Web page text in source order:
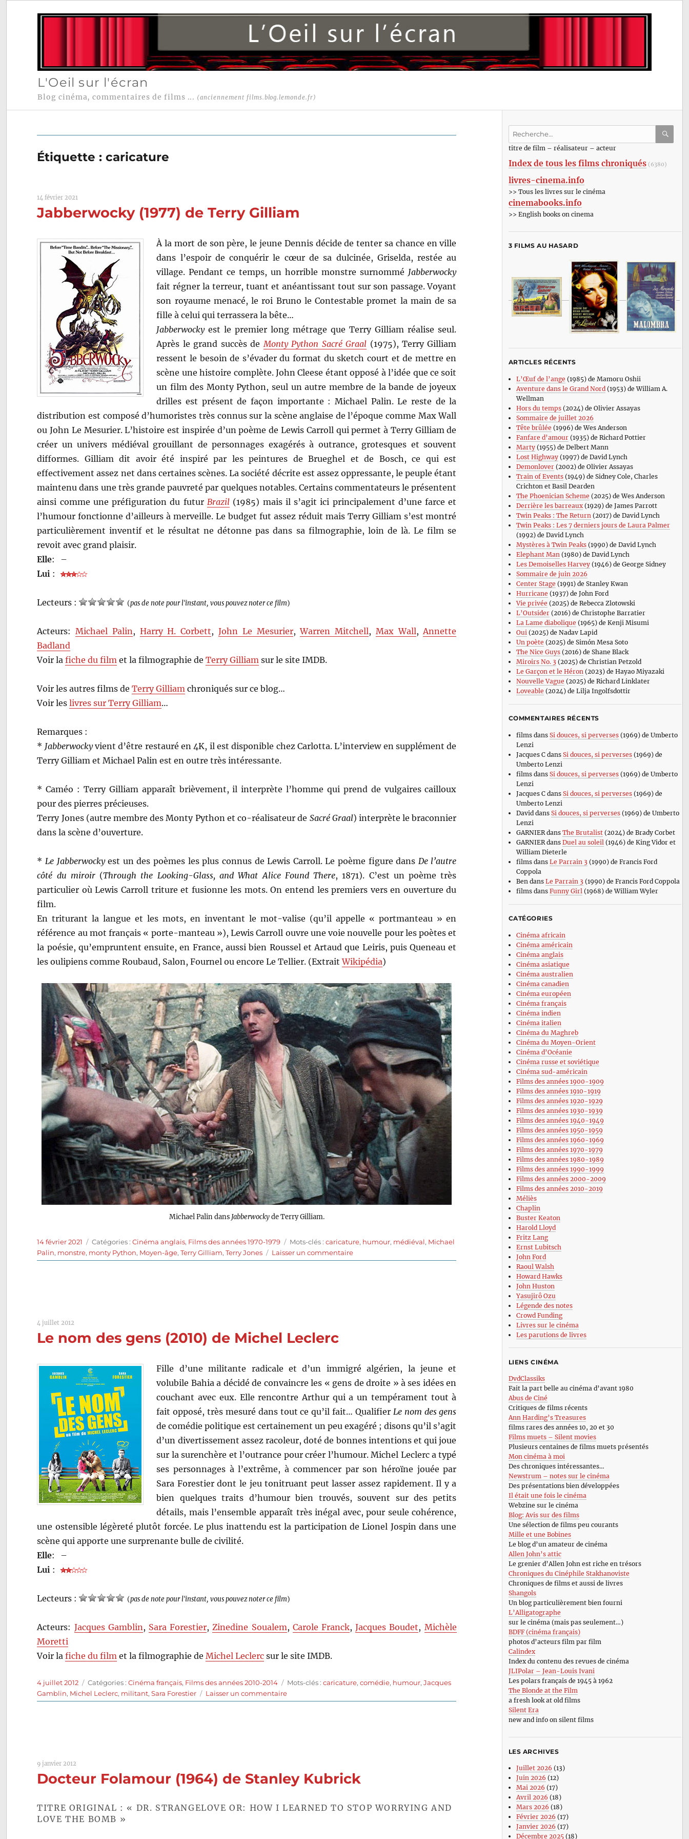
L'Oeil sur l'écran
Blog cinéma, commentaires de films ... (anciennement films.blog.lemonde.fr)
Étiquette :caricature
14 février 2021
Jabberwocky (1977) de Terry Gilliam
À la mort de son père, le jeune Dennis décide de tenter sa chance en ville
dans l’espoir de conquérir le cœur de sa dulcinée, Griselda, restée au
village. Pendant ce temps, un horrible monstre surnommé Jabberwocky
fait régner la terreur, tuant et anéantissant tout sur son passage. Voyant
son royaume menacé, le roi Bruno le Contestable promet la main de sa
fille à celui qui terrassera la bête…
Jabberwockyest le premier long métrage que Terry Gilliam réalise seul.
Après le grand succès de Monty Python Sacré Graal (1975), Terry Gilliam
ressent le besoin de s’évader du format du sketch court et de mettre en
scène une histoire complète. John Cleese étant opposé à l’idée que ce soit
un film des Monty Python, seul un autre membre de la bande de joyeux
drilles est présent de façon importante : Michael Palin. Le reste de la
distribution est composé d’humoristes très connus sur la scène anglaise de l’époque comme Max Wall
ou John Le Mesurier. L’histoire est inspirée d’un poème de Lewis Carroll qui permet à Terry Gilliam de
créer un univers médiéval grouillant de personnages exagérés à outrance, grotesques et souvent
difformes. Gilliam dit avoir été inspiré par les peintures de Brueghel et de Bosch, ce qui est
effectivement assez net dans certaines scènes. La société décrite est assez oppressante, le peuple étant
maintenu dans une très grande pauvreté par quelques notables. Certains commentateurs le présentent
ainsi comme une préfiguration du futur Brazil(1985) mais il s’agit ici principalement d’une farce et
l’humour fonctionne d’ailleurs à merveille. Le budget fut assez réduit mais Terry Gilliam s’est montré
particulièrement inventif et le résultat ne détonne pas dans sa filmographie, loin de là. Le film se
revoit avec grand plaisir.
Elle:
–
Lui :
Lecteurs : (pas de note pour l'instant, vous pouvez noter ce film)
Acteurs:Michael Palin , Harry H. Corbett, John Le Mesurier,Warren Mitchell, Max Wall, Annette
Badland
Voir lafiche du film et la filmographie deTerry Gilliam sur le site IMDB.
Voir les autres films deTerry Gilliam chroniqués sur ce blog…
Voir leslivres sur Terry Gilliam…
Remarques :
* Jabberwockyvient d’être restauré en 4K, il est disponible chez Carlotta. L’interview en supplément de
Terry Gilliam et Michael Palin est en outre très intéressante.
* Caméo : Terry Gilliam apparaît brièvement, il interprète l’homme qui prend de vulgaires cailloux
pour des pierres précieuses.
Terry Jones (autre membre des Monty Python et co-réalisateur de Sacré Graal) interprète le braconnier
dans la scène d’ouverture.
* Le Jabberwockyest un des poèmes les plus connus de Lewis Carroll. Le poème figure dans De l’autre
côté du miroir(Through the Looking-Glass, and What Alice Found There, 1871). C’est un poème très
particulier où Lewis Carroll triture et fusionne les mots. On entend les premiers vers en ouverture du
film.
En triturant la langue et les mots, en inventant le mot-valise (qu’il appelle « portmanteau » en
référence au mot français « porte-manteau »), Lewis Carroll ouvre une voie nouvelle pour les poètes et
la poésie, qu’empruntent ensuite, en France, aussi bien Roussel et Artaud que Leiris, puis Queneau et
les oulipiens comme Roubaud, Salon, Fournel ou encore Le Tellier. (ExtraitWikipédia)
Michael Palin dans Jabberwockyde Terry Gilliam.
Publié
le
14 février 2021 Catégories
Catégories :Cinéma anglais, Films des années 1970-1979 Étiquettes
Mots-clés :caricature, humour, médiéval, Michael
Palin, monstre, monty Python, Moyen-âge,Terry Gilliam,Terry Jones Laisser un commentairesur
Jabberwocky
4 juillet 2012
Le nom des gens (2010) de Michel Leclerc
Fille d’une militante radicale et d’un immigré algérien, la jeune et
volubile Bahia a décidé de convaincre les « gens de droite » à ses idées en
couchant avec eux. Elle rencontre Arthur qui a un tempérament tout à
fait opposé, très mesuré dans tout ce qu’il fait… Qualifier Le nom des gens
de comédie politique est certainement un peu exagéré ; disons qu’il s’agit
d’un divertissement assez racoleur, doté de bonnes intentions et qui joue
sur la surenchère et l’outrance pour créer l’humour. Michel Leclerc a typé
ses personnages à l’extrême, à commencer par son héroïne jouée par
Sara Forestier dont le jeu tonitruant peut lasser assez rapidement. Il y a
bien quelques traits d’humour bien trouvés, souvent sur des petits
détails, mais l’ensemble apparaît très inégal avec, pour seule cohérence,
une ostensible légèreté plutôt forcée. Le plus inattendu est la participation de Lionel Jospin dans une
scène qui apporte une surprenante bulle de civilité.
Elle:
–
Lui :
Lecteurs : (pas de note pour l'instant, vous pouvez noter ce film)
Acteurs: Jacques Gamblin , Sara Forestier, Zinedine Soualem, Carole Franck,Jacques Boudet, Michèle
Moretti
Voir lafiche du film et la filmographie deMichel Leclerc sur le site IMDB.
Publié
le
4 juillet 2012 Catégories
Catégories :Cinéma français, Films des années 2010-2014 Étiquettes
Mots-clés :caricature,comédie, humour,Jacques
Gamblin, Michel Leclerc, militant,Sara Forestier Laisser un commentairesur
Le
Leclerc
9 janvier 2012
Docteur Folamour (1964) de Stanley Kubrick
TITRE ORIGINAL : « DR. STRANGELOVE OR: HOW I LEARNED TO STOP WORRYING AND
LOVE THE BOMB »
Recherche
:titre de film – réalisateur – acteur
Index de tous les films chroniqués (6380)
livres-cinema.info
>> Tous les livres sur le cinéma
cinemabooks.info
>> English books on cinema
3 FILMS AU HASARD
ARTICLES RÉCENTS
L’Œuf de l’ange (1985) de Mamoru Oshii
Aventure dans le Grand Nord(1953) de William A.
Wellman
Hors du temps(2024) de Olivier Assayas
Sommaire de juillet 2026
Tête brûlée (1996) de Wes Anderson
Fanfare d’amour(1935) de Richard Pottier
Marty(1955) de Delbert Mann
Lost Highway(1997) de David Lynch
Demonlover(2002) de Olivier Assayas
Train of Events(1949) de Sidney Cole, Charles
Crichton et Basil Dearden
The Phoenician Scheme (2025) de Wes Anderson
Derrière les barreaux(1929) de James Parrott
Twin Peaks : The Return(2017) de David Lynch
Twin Peaks : Les 7 derniers jours de Laura Palmer
(1992) de David Lynch
Mystères à Twin Peaks(1990) de David Lynch
Elephant Man(1980) de David Lynch
Les Demoiselles Harvey(1946) de George Sidney
Sommaire de juin 2026
Center Stage (1991) de Stanley Kwan
Hurricane (1937) de John Ford
Vie privée (2025) de Rebecca Zlotowski
L’Outsider(2016) de Christophe Barratier
La Lame diabolique (1965) de Kenji Misumi
Oui(2025) de Nadav Lapid
Un poète (2025) de Simón Mesa Soto
The Nice Guys(2016) de Shane Black
Miroirs No. 3 (2025) de Christian Petzold
Le Garçon et le Héron(2023) de Hayao Miyazaki
Nouvelle Vague (2025) de Richard Linklater
Loveable (2024) de Lilja Ingolfsdottir
COMMENTAIRES RÉCENTS
filmsdans Si douces, si perverses(1969) de Umberto
Lenzi
Jacques Cdans Si douces, si perverses(1969) de
Umberto Lenzi
filmsdans Si douces, si perverses(1969) de Umberto
Lenzi
Jacques Cdans Si douces, si perverses(1969) de
Umberto Lenzi
David dans Si douces, si perverses(1969) de Umberto
Lenzi
GARNIERdans The Brutalist(2024) de Brady Corbet
GARNIERdans Duel au soleil (1946) de King Vidor et
William Dieterle
filmsdans Le Parrain 3 (1990) de Francis Ford
Coppola
Ben dans Le Parrain 3 (1990) de Francis Ford Coppola
filmsdans Funny Girl (1968) de William Wyler
CATÉGORIES
Cinéma africain
Cinéma américain
Cinéma anglais
Cinéma asiatique
Cinéma australien
Cinéma canadien
Cinéma européen
Cinéma français
Cinéma indien
Cinéma italien
Cinéma du Maghreb
Cinéma du Moyen-Orient
Cinéma d’Océanie
Cinéma russe et soviétique
Cinéma sud-américain
Films des années 1900-1909
Films des années 1910-1919
Films des années 1920-1929
Films des années 1930-1939
Films des années 1940-1949
Films des années 1950-1959
Films des années 1960-1969
Films des années 1970-1979
Films des années 1980-1989
Films des années 1990-1999
Films des années 2000-2009
Films des années 2010-2019
Méliès
Chaplin
Buster Keaton
Harold Lloyd
Fritz Lang
Ernst Lubitsch
John Ford
Raoul Walsh
Howard Hawks
John Huston
Yasujirô Ozu
Légende des notes
Crowd Funding
Livres sur le cinéma
Les parutions de livres
LIENS CINÉMA
DvdClassiks
Fait la part belle au cinéma d’avant 1980
Abus de Ciné
Critiques de films récents
Ann Harding’s Treasures
films rares des années 10, 20 et 30
Films muets – Silent movies
Plusieurs centaines de films muets présentés
Mon cinéma à moi
Des chroniques intéressantes…
Newstrum – notes sur le cinéma
Des présentations bien développées
Il était une fois le cinéma
Webzine sur le cinéma
Blog: Avis sur des films
Une sélection de films peu courants
Mille et une Bobines
Le blog d’un amateur de cinéma
Allen John’s attic
Le grenier d’Allen John est riche en trésors
Chroniques du Cinéphile Stakhanoviste
Chroniques de films et aussi de livres
Shangols
Un blog particulièrement bien fourni
L’Alligatographe
sur le cinéma (mais pas seulement…)
BDFF (cinéma français)
photos d’acteurs film par film
Calindex
Index du contenu des revues de cinéma
JLIPolar – Jean-Louis Ivani
Les polars français de 1945 à 1962
The Blonde at the Film
a fresh look at old films
Silent Era
new and info on silent films
LES ARCHIVES
Juillet 2026 (13)
Juin 2026 (12)
Mai 2026 (17)
Avril 2026 (18)
Mars 2026 (18)
Février 2026 (17)
Janvier 2026 (17)
Décembre 2025(18)